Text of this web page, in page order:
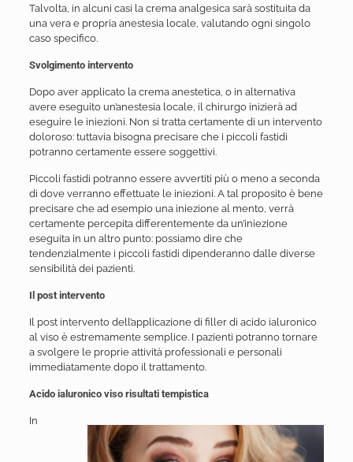
Talvolta, in alcuni casi la crema analgesica sarà sostituita da
una vera e propria anestesia locale, valutando ogni singolo
caso specifico.
Svolgimento intervento
Dopo aver applicato la crema anestetica, o in alternativa
avere eseguito un’anestesia locale, il chirurgo inizierà ad
eseguire le iniezioni. Non si tratta certamente di un intervento
doloroso: tuttavia bisogna precisare che i piccoli fastidi
potranno certamente essere soggettivi.
Piccoli fastidi potranno essere avvertiti più o meno a seconda
di dove verranno effettuate le iniezioni. A tal proposito è bene
precisare che ad esempio una iniezione al mento, verrà
certamente percepita differentemente da un’iniezione
eseguita in un altro punto: possiamo dire che
tendenzialmente i piccoli fastidi dipenderanno dalle diverse
sensibilità dei pazienti.
Il post intervento
Il post intervento dell’applicazione di filler di acido ialuronico
al viso è estremamente semplice. I pazienti potranno tornare
a svolgere le proprie attività professionali e personali
immediatamente dopo il trattamento.
Acido ialuronico viso risultati tempistica
In